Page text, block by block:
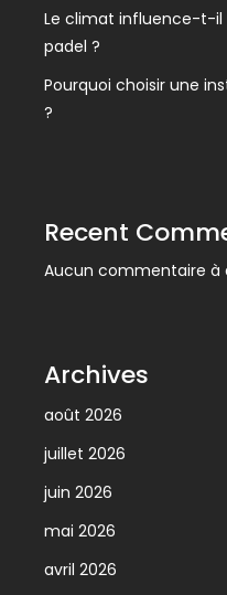
Le climat influence-t-
padel ?
Pourquoi choisir une
?
Recent
Aucun commentaire à
Archives
août 2026
juillet 2026
juin 2026
mai 2026
avril 2026